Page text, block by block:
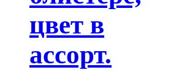
цвет в
ассорт.